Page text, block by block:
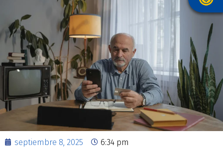
septiembre 8, 2025 6:34 pm